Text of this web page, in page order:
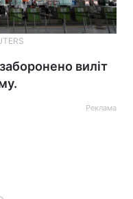
виліт
Реклама